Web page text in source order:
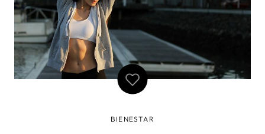
BIENESTAR